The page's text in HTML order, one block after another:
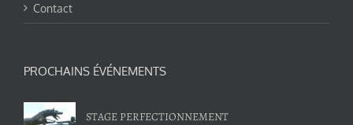
Contact
PROCHAINS ÉVÉNEMENTS
STAGE PERFECTIONNEMENT